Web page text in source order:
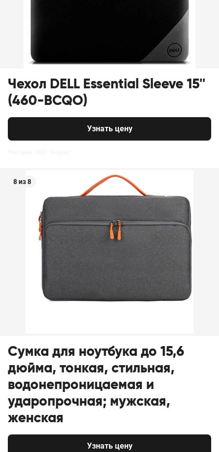
Чехол DELL Essential Sleeve 15''
(460-BCQO)
Узнать цену
8 из 8
Сумка для ноутбука до 15,6
дюйма, тонкая, стильная,
водонепроницаемая и
ударопрочная; мужская,
женская
Узнать цену